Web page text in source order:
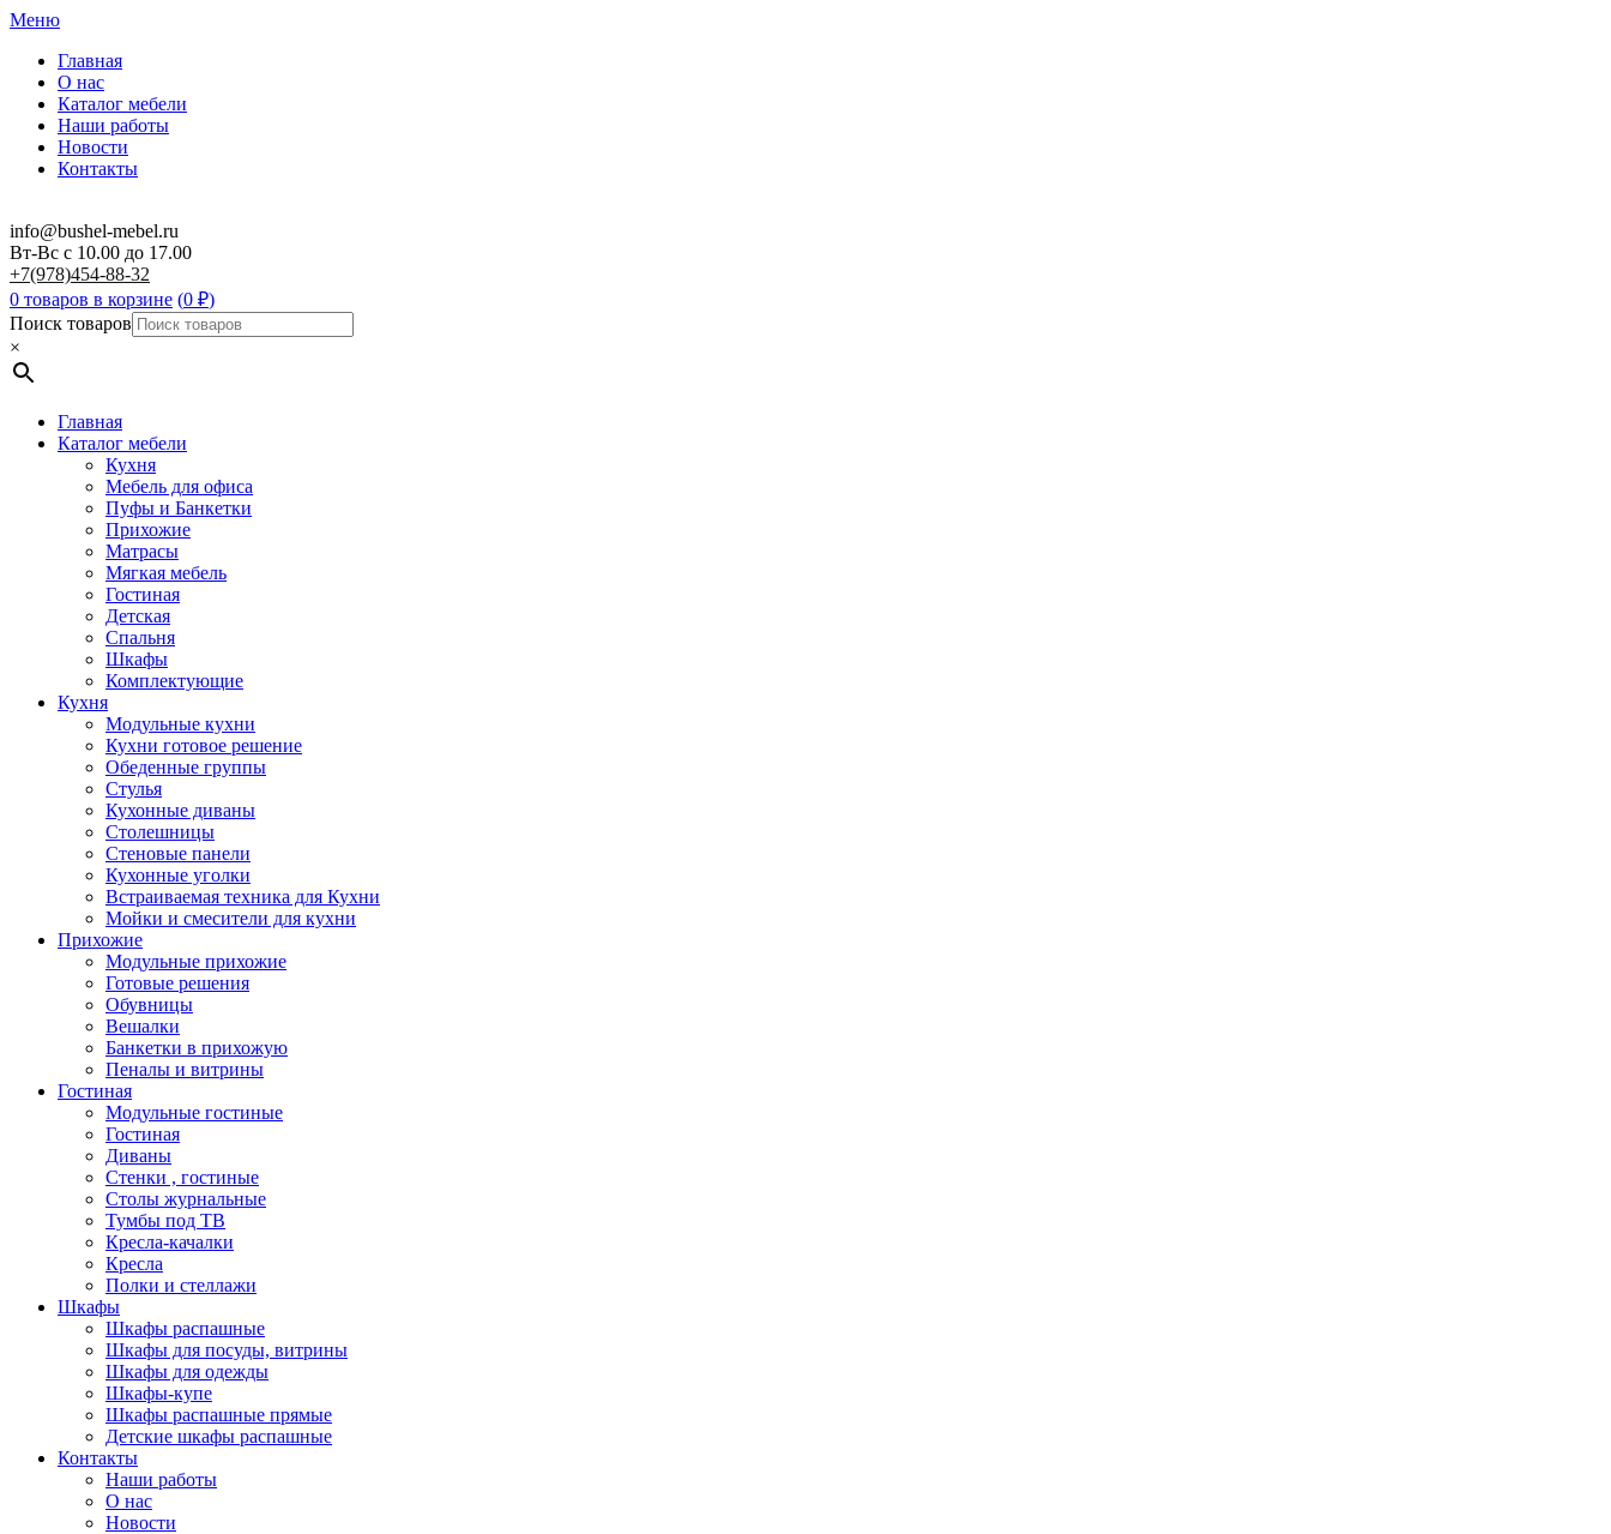
Меню
Главная
О нас
Каталог мебели
Наши работы
Новости
Контакты
info@bushel-mebel.ru
Вт-Вс c 10.00 до 17.00
+7(978)454-88-32
0 товаров в корзине (0 ₽)
Поиск товаров
×
Главная
Каталог мебели
Кухня
Мебель для офиса
Пуфы и Банкетки
Прихожие
Матрасы
Мягкая мебель
Гостиная
Детская
Спальня
Шкафы
Комплектующие
Кухня
Модульные кухни
Кухни готовое решение
Обеденные группы
Стулья
Кухонные диваны
Столешницы
Стеновые панели
Кухонные уголки
Встраиваемая техника для Кухни
Мойки и смесители для кухни
Прихожие
Модульные прихожие
Готовые решения
Обувницы
Вешалки
Банкетки в прихожую
Пеналы и витрины
Гостиная
Модульные гостиные
Гостиная
Диваны
Стенки , гостиные
Столы журнальные
Тумбы под ТВ
Кресла-качалки
Кресла
Полки и стеллажи
Шкафы
Шкафы распашные
Шкафы для посуды, витрины
Шкафы для одежды
Шкафы-купе
Шкафы распашные прямые
Детские шкафы распашные
Контакты
Наши работы
О нас
Новости